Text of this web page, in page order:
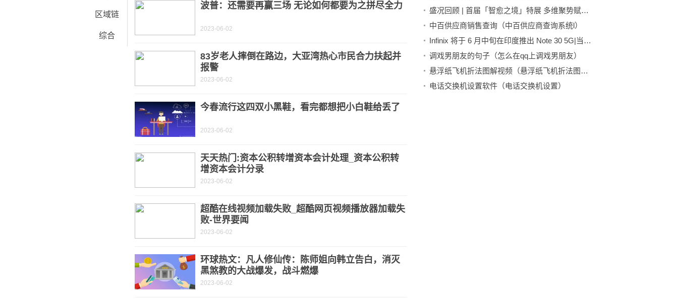
区域链
综合
波普：还需要再赢三场 无论如何都要为之拼尽全力
2023-06-02
83岁老人摔倒在路边，大亚湾热心市民合力扶起并
报警
2023-06-02
今春流行这四双小黑鞋，看完都想把小白鞋给丢了
2023-06-02
天天热门:资本公积转增资本会计处理_资本公积转
增资本会计分录
2023-06-02
超酷在线视频加载失败_超酷网页视频播放器加载失
败-世界要闻
2023-06-02
环球热文：凡人修仙传：陈师姐向韩立告白，消灭
黑煞教的大战爆发，战斗燃爆
2023-06-02
盛况回顾 | 首届「智愈之境」特展 多维聚势赋能品牌共享共赢
中百供应商销售查询（中百供应商查询系统l）
Infinix 将于 6 月中旬在印度推出 Note 30 5G|当前时讯
调戏男朋友的句子（怎么在qq上调戏男朋友）
悬浮纸飞机折法图解视频（悬浮纸飞机折法图解）-热门
电话交换机设置软件（电话交换机设置）